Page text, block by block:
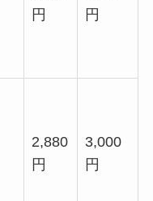
円
円
2,880
円
3,000
円